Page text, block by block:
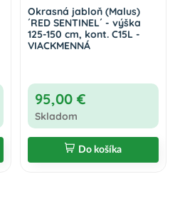
Okrasná jabloň (Malus)
´RED SENTINEL´ - výška
125-150 cm, kont. C15L -
VIACKMENNÁ
95,00 €
Skladom
Do košíka